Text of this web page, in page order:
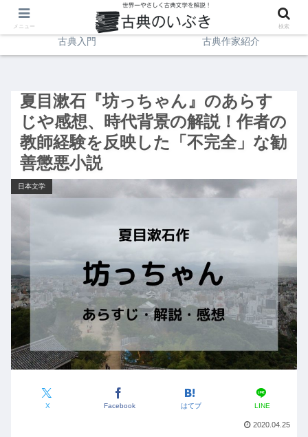
イギリス文学
古典入門 古典作家紹介
夏目漱石『坊っちゃん』のあらす
じや感想、時代背景の解説！作者の
教師経験を反映した「不完全」な勧
善懲悪小説
日本文学
X Facebook はてブ LINE
2020.04.25
メニュー 検索